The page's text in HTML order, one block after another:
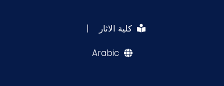
كلية الاثار |
Arabic